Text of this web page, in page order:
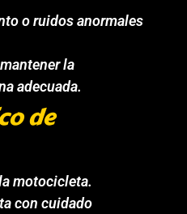
o ruidos anormales
la
adecuada.
de
motocicleta.
con cuidado